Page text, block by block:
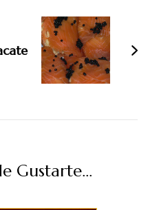
Gustarte...